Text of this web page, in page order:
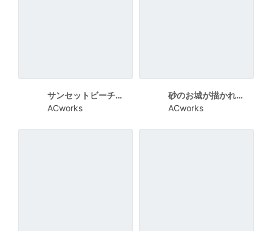
サンセットビーチがシルエットになっている残暑見舞い向けカード
ACworks
砂のお城が描かれた可愛い残暑見舞い向けカード
ACworks